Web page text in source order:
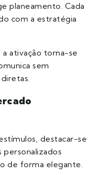
planeamento. Cada
com a estratégia
ativação torna-se
sem
destacar-se
personalizados
de forma elegante.